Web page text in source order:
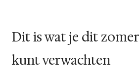
Dit is wat je dit
kunt verwachten